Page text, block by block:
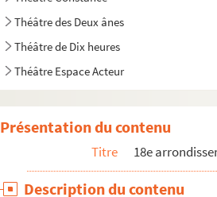
Théâtre des Deux ânes
Théâtre de Dix heures
Théâtre Espace Acteur
Théâtre Montmartre-Galabru
Théâtre Paris-Nord
Présentation du contenu
Titre 18e
Description du contenu